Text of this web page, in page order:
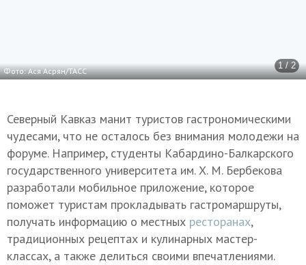
1 / 2
Фото: Ася Асрян/ТАСС
Северный Кавказ манит туристов гастрономическими
чудесами, что не осталось без внимания молодежи на
форуме. Например, студенты Кабардино-Балкарского
государственного университета им. Х. М. Бербекова
разработали мобильное приложение, которое
поможет туристам прокладывать гастромаршруты,
получать информацию о местных ресторанах,
традиционных рецептах и кулинарных мастер-
классах, а также делиться своими впечатлениями.